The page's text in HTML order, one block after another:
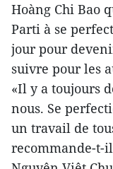
Hoàng Chi Bao
Parti à se
jour pour
suivre pour les
«Il y a toujours
nous. Se
un travail de
recommande-t-